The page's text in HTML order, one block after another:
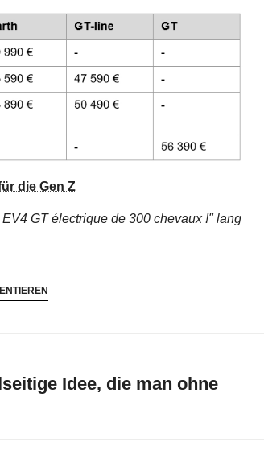
die Gen Z
GT électrique de 300 chevaux !"lang
Idee, die man ohne